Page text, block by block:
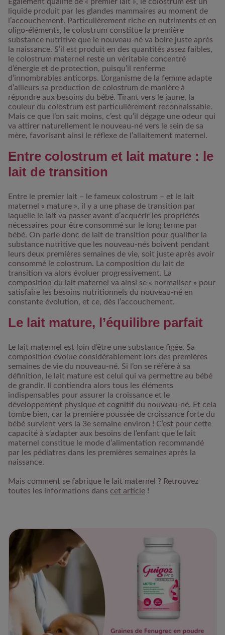
liquide produit par les glandes mammaires au moment de
l’accouchement. Particulièrement riche en nutriments et en
oligo-éléments, le colostrum constitue la première
substance nutritive que le nouveau-né va boire juste après
la naissance. S’il est produit en des quantités assez faibles,
le colostrum maternel reste un véritable concentré
d’énergie et de protection, puisqu’il renferme
d’innombrables anticorps. L’organisme de la femme adapte
d’ailleurs sa production de colostrum de manière à
répondre aux besoins du bébé. Tirant vers le jaune, la
couleur du colostrum est particulièrement reconnaissable.
Mais ce que l’on sait moins, c’est qu’il dégage une odeur qui
va attirer naturellement le nouveau-né vers le sein de sa
mère, favorisant ainsi le réflexe de l’allaitement maternel.
Entre colostrum et lait mature : le
lait de transition
Entre le premier lait – le fameux colostrum – et le lait
maternel « mature », il y a une phase de transition par
laquelle le lait va passer avant d’acquérir les propriétés
nécessaires pour être consommé sur le long terme par
bébé. On parle donc de lait de transition pour qualifier la
substance nutritive que les nouveau-nés boivent pendant
leurs deux premières semaines de vie, soit juste après avoir
consommé le colostrum. La composition du lait de
transition va alors évoluer progressivement. La
composition du lait maternel va ainsi se « normaliser » pour
satisfaire les besoins nutritionnels du nouveau-né en
constante évolution, et ce, dès l’accouchement.
Le lait mature, l’équilibre parfait
Le lait maternel est loin d’être une substance figée. Sa
composition évolue considérablement lors des premières
semaines de vie du nouveau-né. Si l’on se réfère à sa
définition, le lait mature est celui qui va permettre au bébé
de grandir. Il contiendra alors tous les éléments
indispensables pour assurer la croissance et le
développement physique et cognitif du nouveau-né. Et cela
tombe bien, car la première poussée de croissance forte du
bébé survient vers la 3e semaine environ ! C’est pour cette
capacité à s’adapter aux besoins de l’enfant que le lait
maternel constitue le mode d’alimentation recommandé
par les pédiatres dans les premières semaines après la
naissance.
Mais comment se fabrique le lait maternel ? Retrouvez
toutes les informations dans cet article !